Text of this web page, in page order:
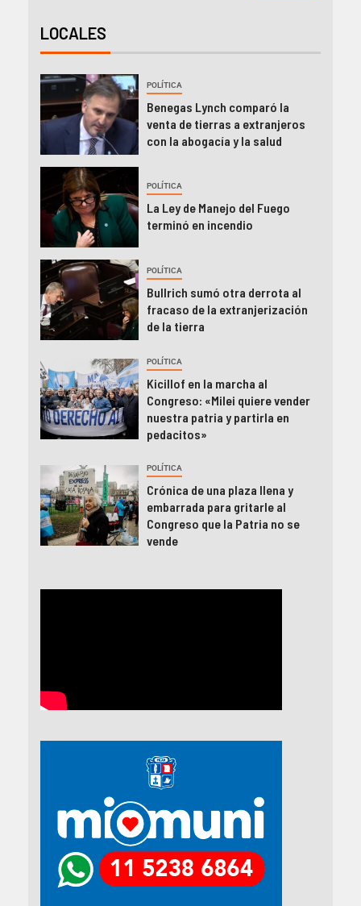
LOCALES
POLÍTICA
Benegas Lynch comparó la
venta de tierras a extranjeros
con la abogacía y la salud
POLÍTICA
La Ley de Manejo del Fuego
terminó en incendio
POLÍTICA
Bullrich sumó otra derrota al
fracaso de la extranjerización
de la tierra
POLÍTICA
Kicillof en la marcha al
Congreso: «Milei quiere vender
nuestra patria y partirla en
pedacitos»
POLÍTICA
Crónica de una plaza llena y
embarrada para gritarle al
Congreso que la Patria no se
vende